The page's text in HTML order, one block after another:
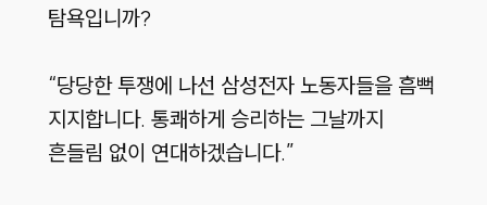
탐욕입니까?
“당당한 투쟁에 나선 삼성전자 노동자들을 흠뻑
지지합니다. 통쾌하게 승리하는 그날까지
흔들림 없이 연대하겠습니다.”